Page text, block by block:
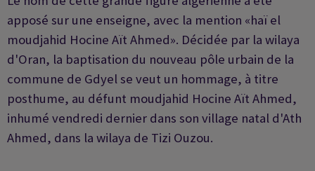
apposé sur une enseigne, avec la mention «haï el
moudjahid Hocine Aït Ahmed». Décidée par la wilaya
d'Oran, la baptisation du nouveau pôle urbain de la
commune de Gdyel se veut un hommage, à titre
posthume, au défunt moudjahid Hocine Aït Ahmed,
inhumé vendredi dernier dans son village natal d'Ath
Ahmed, dans la wilaya de Tizi Ouzou.